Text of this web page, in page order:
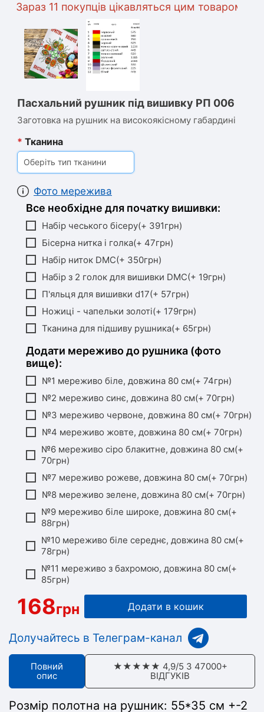
11 покупців цікавляться цим товаром
Пасхальний рушник під вишивку РП 006
Заготовка на рушник на високоякісному габардині
* Тканина
Оберіть тип тканини
Фото мережива
Все необхідне для початку вишивки:
Набір чеського бісеру(+ 391грн)
Бісерна нитка і голка(+ 47грн)
Набір ниток DMC(+ 350грн)
Набір з 2 голок для вишивки DMC(+ 19грн)
П'яльця для вишивки d17(+ 57грн)
Ножиці - чапельки золоті(+ 179грн)
Тканина для підшиву рушника(+ 65грн)
Додати мереживо до рушника (фото
вище):
№1 мереживо біле, довжина 80 см(+ 74грн)
№2 мереживо синє, довжина 80 см(+ 70грн)
№3 мереживо червоне, довжина 80 см(+ 70грн)
№4 мереживо жовте, довжина 80 см(+ 70грн)
№6 мереживо сіро блакитне, довжина 80 см(+
70грн)
№7 мереживо рожеве, довжина 80 см(+ 70грн)
№8 мереживо зелене, довжина 80 см(+ 70грн)
№9 мереживо біле широке, довжина 80 см(+
88грн)
№10 мереживо біле середнє, довжина 80 см(+
78грн)
№11 мереживо з бахромою, довжина 80 см(+
85грн)
168грн Додати в кошик
Долучайтесь в Телеграм-канал
Повний
опис
★★★★★ 4,9/5 З 47000+
ВІДГУКІВ
Розмір полотна на рушник: 55*35 см +-2